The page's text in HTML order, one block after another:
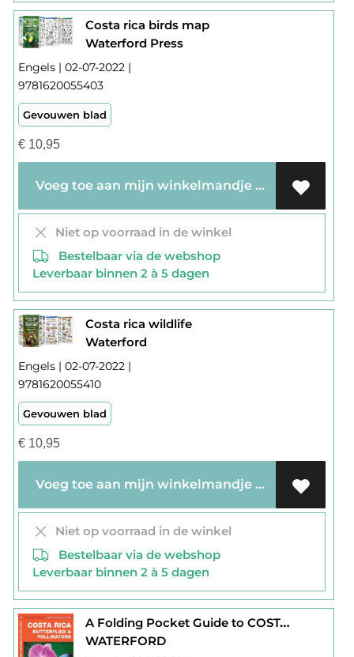
Costa rica birds map
Waterford Press
Engels | 02-07-2022 |
9781620055403
Gevouwen blad
€10,95
Voeg toe aan mijn winkelmandje
Niet op voorraad in de winkel
Bestelbaar via de webshop
Leverbaar binnen 2 à 5 dagen
Costa rica wildlife
Waterford
Engels | 02-07-2022 |
9781620055410
Gevouwen blad
€10,95
Voeg toe aan mijn winkelmandje
Niet op voorraad in de winkel
Bestelbaar via de webshop
Leverbaar binnen 2 à 5 dagen
A Folding Pocket Guide to COSTA RICA BUTTERFLIES & POLLINATORS
WATERFORD